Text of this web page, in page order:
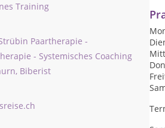
Training
Paartherapie -
- Systemisches Coaching
Biberist